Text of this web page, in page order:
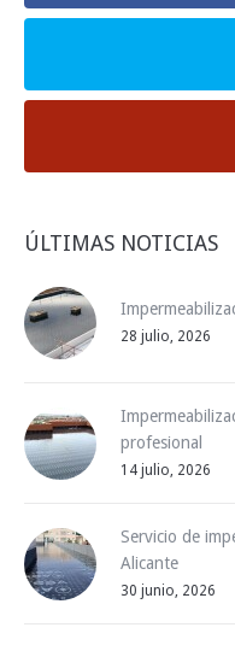
ÚLTIMAS NOTICIAS
28 julio, 2026
profesional
14 julio, 2026
Servicio de
Alicante
30 junio, 2026